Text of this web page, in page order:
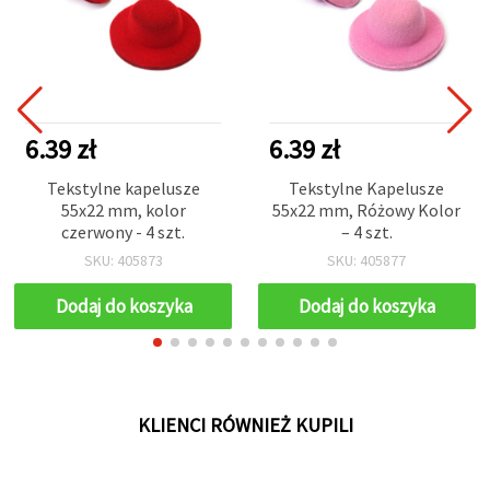
6.39 zł
Tekstylne kapelusze
55x22 mm, kolor
czerwony - 4 szt.
SKU: 405873
Dodaj do koszyka
6.39 zł
Tekstylne Kapelusze
55x22 mm, Różowy Kolor
– 4 szt.
SKU: 405877
Dodaj do koszyka
KLIENCI RÓWNIEŻ KUPILI